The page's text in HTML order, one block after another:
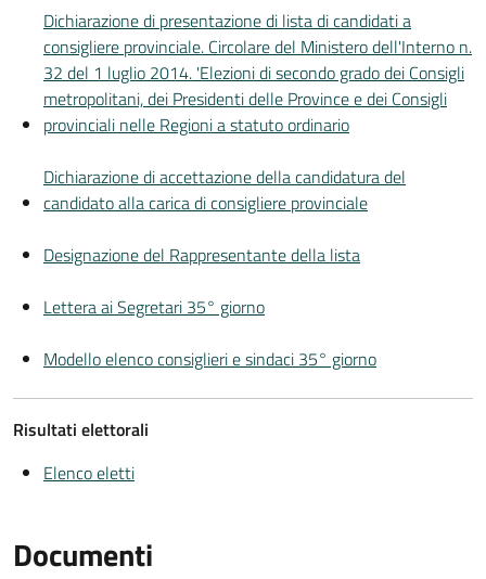
Dichiarazione di presentazione di lista di candidati a
consigliere provinciale. Circolare del Ministero dell'Interno n.
32 del 1 luglio 2014. 'Elezioni di secondo grado dei Consigli
metropolitani, dei Presidenti delle Province e dei Consigli
provinciali nelle Regioni a statuto ordinario
Dichiarazione di accettazione della candidatura del
candidato alla carica di consigliere provinciale
Designazione del Rappresentante della lista
Lettera ai Segretari 35° giorno
Modello elenco consiglieri e sindaci 35° giorno
Risultati elettorali
Elenco eletti
Documenti